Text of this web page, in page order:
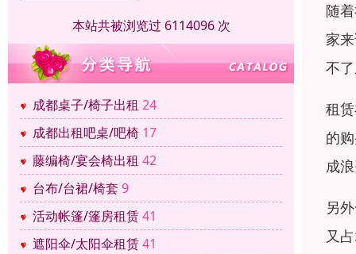
本站共被浏览过 6114096 次
成都桌子/椅子出租 24
成都出租吧桌/吧椅 17
藤编椅/宴会椅出租 42
台布/台裙/椅套 9
活动帐篷/篷房租赁41
遮阳伞/太阳伞租赁41
随
家
不
租
的
成
另
又